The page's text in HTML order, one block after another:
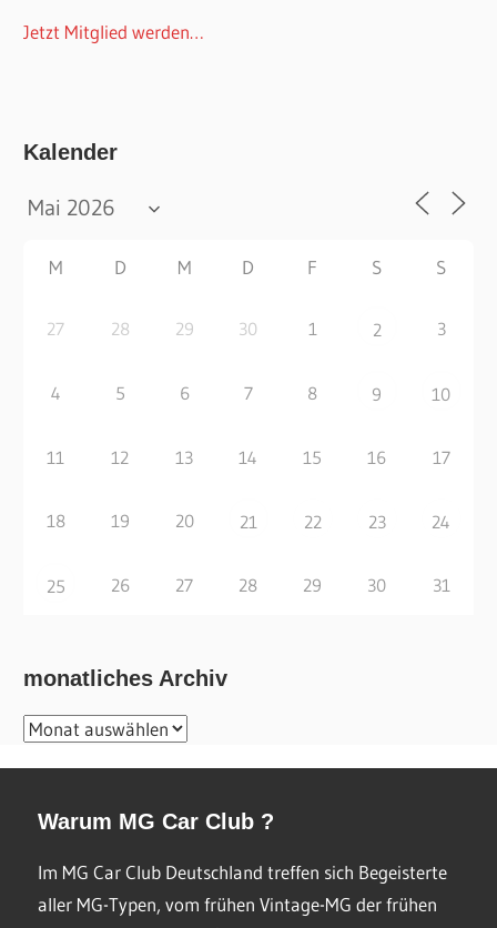
Jetzt Mitglied werden…
Kalender
M D M D F S S
27 28 29 30 1 2 3
4 5 6 7 8 9 10
11 12 13 14 15 16 17
18 19 20 21 22 23 24
25 26 27 28 29 30 31
monatliches Archiv
monatliches
Warum MG Car Club ?
Im MG Car Club Deutschland treffen sich Begeisterte
aller MG-Typen, vom frühen Vintage-MG der frühen